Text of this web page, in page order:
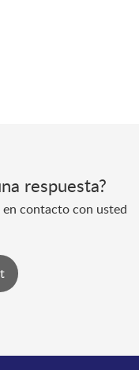
respuesta?
contacto con usted